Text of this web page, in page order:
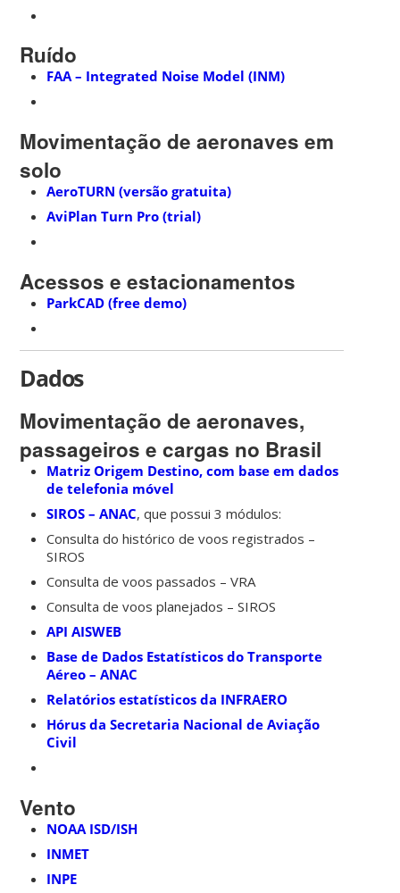
Ruído
FAA – Integrated Noise Model (INM)
Movimentação de aeronaves em
solo
AeroTURN (versão gratuita)
AviPlan Turn Pro (trial)
Acessos e estacionamentos
ParkCAD (free demo)
Dados
Movimentação de aeronaves,
passageiros e cargas no Brasil
Matriz Origem Destino, com base em dados
de telefonia móvel
SIROS – ANAC, que possui 3 módulos:
Consulta do histórico de voos registrados –
SIROS
Consulta de voos passados – VRA
Consulta de voos planejados – SIROS
API AISWEB
Base de Dados Estatísticos do Transporte
Aéreo – ANAC
Relatórios estatísticos da INFRAERO
Hórus da Secretaria Nacional de Aviação
Civil
Vento
NOAA ISD/ISH
INMET
INPE